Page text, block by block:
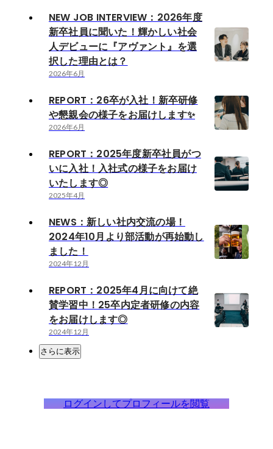
NEW JOB INTERVIEW：2026年度
新卒社員に聞いた！輝かしい社会
人デビューに『アヴァント』を選
択した理由とは？
2026年6月
REPORT：26卒が入社！新卒研修
や懇親会の様子をお届けします✨
2026年6月
REPORT：2025年度新卒社員がつ
いに入社！入社式の様子をお届け
いたします◎
2025年4月
NEWS：新しい社内交流の場！
2024年10月より部活動が再始動し
ました！
2024年12月
REPORT：2025年4月に向けて絶
賛学習中！25卒内定者研修の内容
をお届けします◎
2024年12月
さらに表示
ログインしてプロフィールを閲覧